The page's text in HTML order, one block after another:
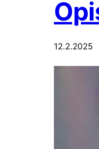
12.2.2025